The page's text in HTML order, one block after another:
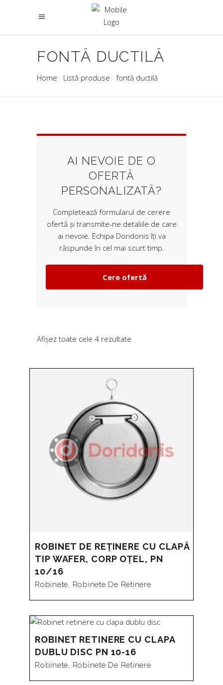
FONTĂ DUCTILĂ
Home Listă produse fontă ductilă
AI NEVOIE DE O
OFERTĂ
PERSONALIZATĂ?
Completează formularul de cerere
ofertă și transmite-ne detaliile de care
ai nevoie. Echipa Doridonis îți va
răspunde în cel mai scurt timp.
Cere ofertă
Afișez toate cele 4 rezultate
după
de
la
mare
ROBINET DE REȚINERE CU CLAPĂ
TIP WAFER, CORP OȚEL, PN
10/16
Robinete, Robinete De Retinere
ROBINET RETINERE CU CLAPA
DUBLU DISC PN 10-16
Robinete, Robinete De Retinere